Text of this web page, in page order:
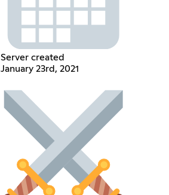
Server created
January 23rd, 2021